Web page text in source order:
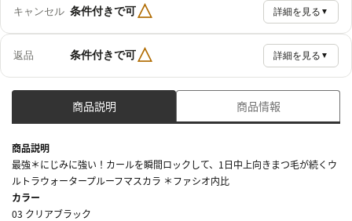
キャンセル 条件付きで可△ 詳細を見る ▼
返品 条件付きで可△ 詳細を見る ▼
商品説明 商品情報
商品説明
最強＊にじみに強い！カールを瞬間ロックして、1日中上向きまつ毛が続くウ
ルトラウォータープルーフマスカラ ＊ファシオ内比
カラー
03 クリアブラック